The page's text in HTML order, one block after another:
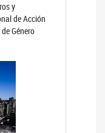
y
de Acción
Género